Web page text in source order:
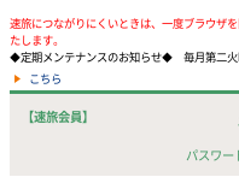
速旅につながりにくいときは、一度ブラウザ
たします。
◆定期メンテナンスのお知らせ◆ 毎月第二
こちら
【速旅会員】
パスワー